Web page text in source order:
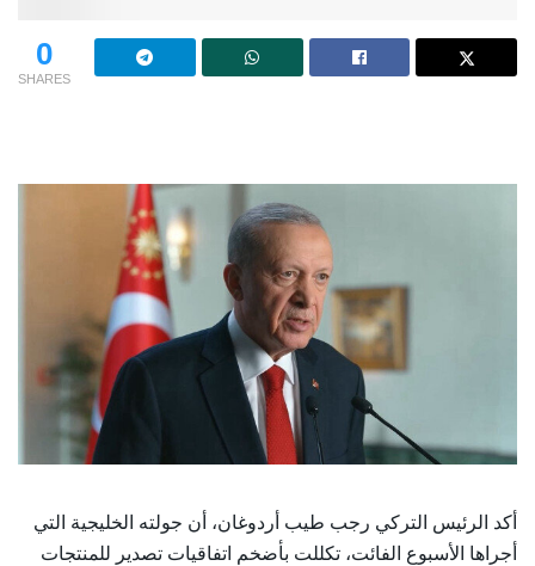
0
SHARES
أكد الرئيس التركي رجب طيب أردوغان، أن جولته الخليجية التي
أجراها الأسبوع الفائت، تكللت بأضخم اتفاقيات تصدير للمنتجات